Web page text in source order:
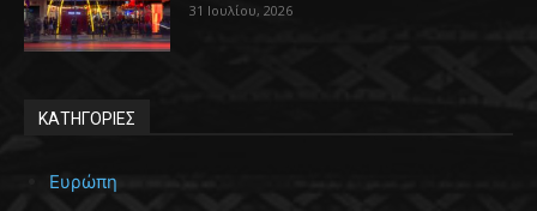
31 Ιουλίου, 2026
ΚΑΤΗΓΟΡΙΕΣ
Ευρώπη